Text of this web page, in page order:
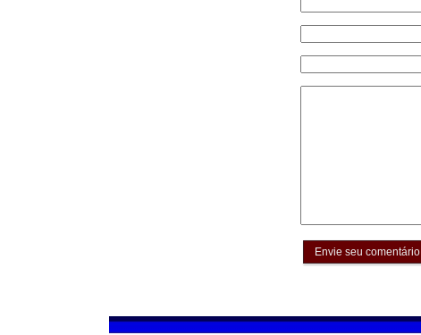
Envie seu comentário